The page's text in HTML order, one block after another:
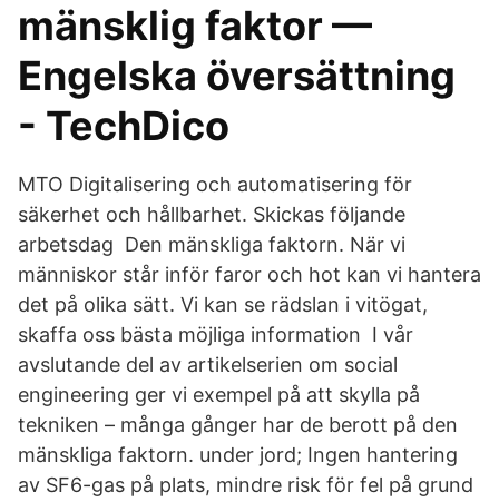
mänsklig faktor —
Engelska översättning
- TechDico
MTO Digitalisering och automatisering för
säkerhet och hållbarhet. Skickas följande
arbetsdag Den mänskliga faktorn. När vi
människor står inför faror och hot kan vi hantera
det på olika sätt. Vi kan se rädslan i vitögat,
skaffa oss bästa möjliga information I vår
avslutande del av artikelserien om social
engineering ger vi exempel på att skylla på
tekniken – många gånger har de berott på den
mänskliga faktorn. under jord; Ingen hantering
av SF6-gas på plats, mindre risk för fel på grund